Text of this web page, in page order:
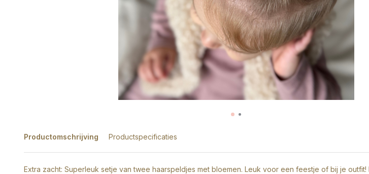
Productomschrijving Productspecificaties
Extra zacht: Superleuk setje van twee haarspeldjes met bloemen. Leuk voor een feestje of bij je outfit!